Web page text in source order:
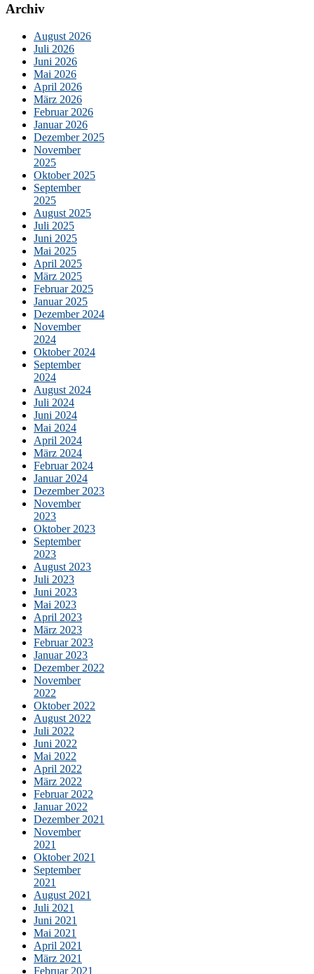
Archiv
August 2026
Juli 2026
Juni 2026
Mai 2026
April 2026
März 2026
Februar 2026
Januar 2026
Dezember 2025
November
2025
Oktober 2025
September
2025
August 2025
Juli 2025
Juni 2025
Mai 2025
April 2025
März 2025
Februar 2025
Januar 2025
Dezember 2024
November
2024
Oktober 2024
September
2024
August 2024
Juli 2024
Juni 2024
Mai 2024
April 2024
März 2024
Februar 2024
Januar 2024
Dezember 2023
November
2023
Oktober 2023
September
2023
August 2023
Juli 2023
Juni 2023
Mai 2023
April 2023
März 2023
Februar 2023
Januar 2023
Dezember 2022
November
2022
Oktober 2022
August 2022
Juli 2022
Juni 2022
Mai 2022
April 2022
März 2022
Februar 2022
Januar 2022
Dezember 2021
November
2021
Oktober 2021
September
2021
August 2021
Juli 2021
Juni 2021
Mai 2021
April 2021
März 2021
Februar 2021